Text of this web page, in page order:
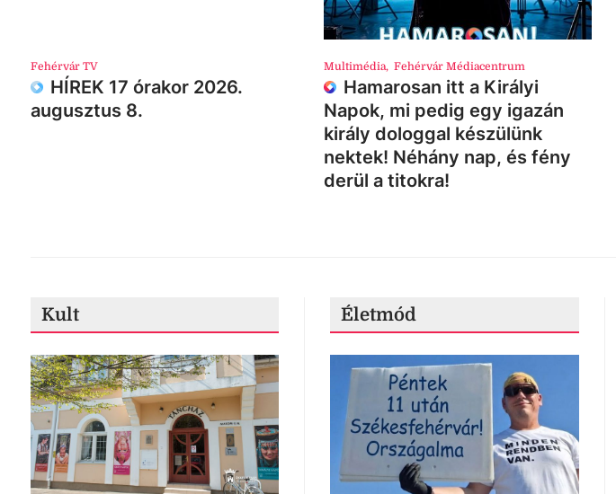
Fehérvár TV
HÍREK 17 órakor 2026.
augusztus 8.
Multimédia, Fehérvár Médiacentrum
Hamarosan itt a Királyi
Napok, mi pedig egy igazán
király dologgal készülünk
nektek! Néhány nap, és fény
derül a titokra!
Kult Életmód